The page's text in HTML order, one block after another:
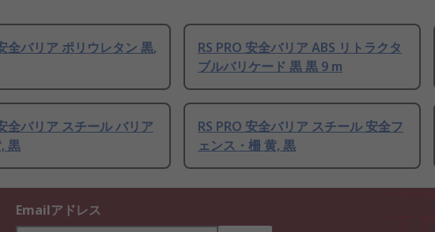
全バリア ポリウレタン 黒,
RS PRO 安全バリア ABS リトラクタ
ブルバリケード 黒 黒 9 m
全バリア スチール バリア
黒
RS PRO 安全バリア スチール 安全フ
ェンス・柵 黄, 黒
Emailアドレス